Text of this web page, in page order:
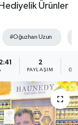
Ürünler
#Oğuzhan Uzun
2
PAYLAŞIM